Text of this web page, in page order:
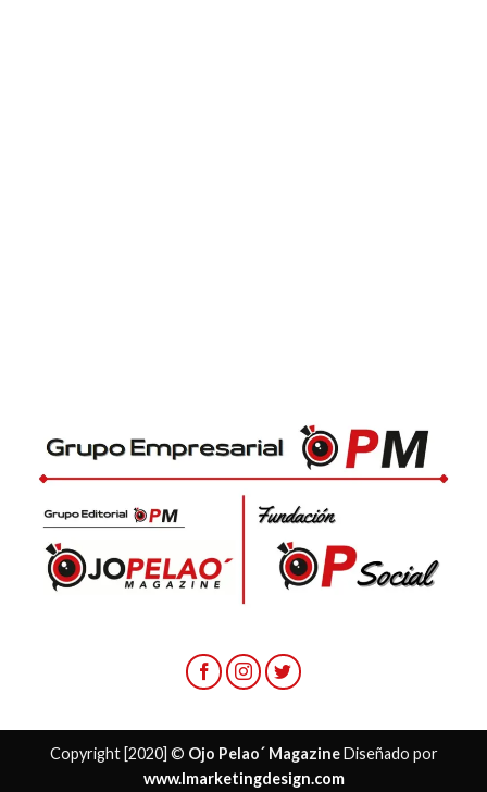
Copyright [2020] © Ojo Pelao´ MagazineDiseñado por
www.lmarketingdesign.com